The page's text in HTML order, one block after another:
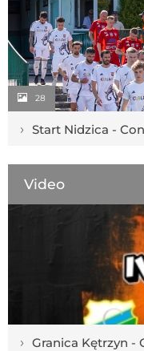
28
› Start Nidzica -
Video
› Granica Kętrzyn -